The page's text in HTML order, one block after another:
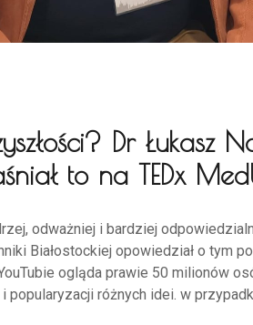
Dr Łukasz
to na TEDx
odważniej i bardziej
Białostockiej opowiedział o tym
ogląda prawie 50 milionów
popularyzacji różnych idei. w